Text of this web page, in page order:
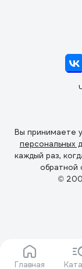
Главная
Вы принимаете
персональных
каждый раз,
обратной
©